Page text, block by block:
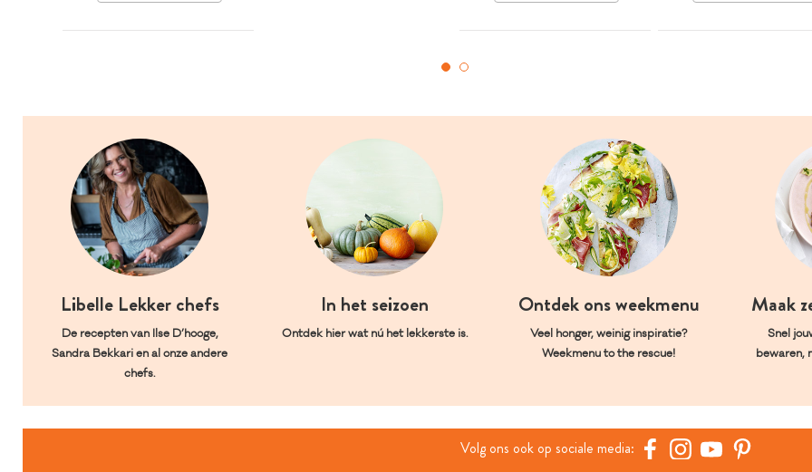
Libelle Lekker chefs
De recepten van Ilse D’hooge,
Sandra Bekkari en al onze andere
chefs.
In het seizoen
Ontdek hier wat nú het lekkerste is.
Ontdek ons weekmenu
Veel honger, weinig inspiratie?
Weekmenu to the rescue!
Maak
Snel
bewaren,
Volg ons ook op sociale media: